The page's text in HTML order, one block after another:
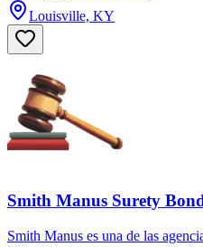
Louisville, KY
Smith Manus Surety
Smith Manus es una de las